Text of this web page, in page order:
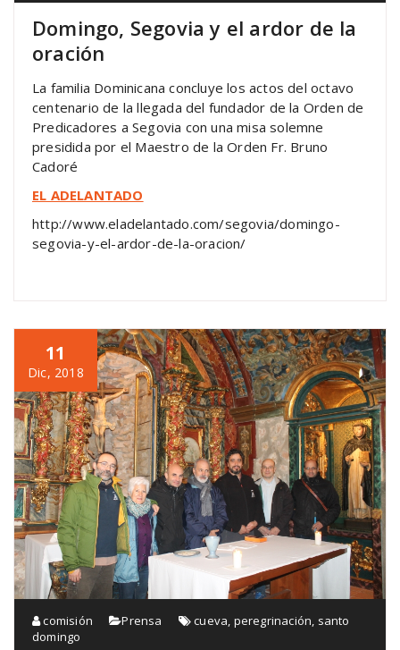
Domingo, Segovia y el ardor de la
oración
La familia Dominicana concluye los actos del octavo
centenario de la llegada del fundador de la Orden de
Predicadores a Segovia con una misa solemne
presidida por el Maestro de la Orden Fr. Bruno
Cadoré
EL ADELANTADO
http://www.eladelantado.com/segovia/domingo-
segovia-y-el-ardor-de-la-oracion/
11
Dic, 2018
comisión Prensa cueva, peregrinación, santo
domingo